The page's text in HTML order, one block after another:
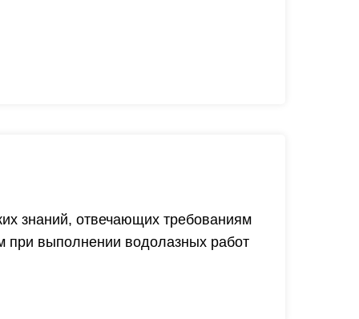
знаний, отвечающих требованиям
при выполнении водолазных работ